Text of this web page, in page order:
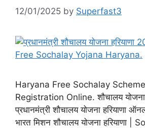
12/01/2025 by Superfast3
Haryana Free Sochalay
Registration Online. शौचालय
प्रधानमंत्री शौचालय योजना हरियाणा
भारत मिशन शौचालय योजना हरियाणा |